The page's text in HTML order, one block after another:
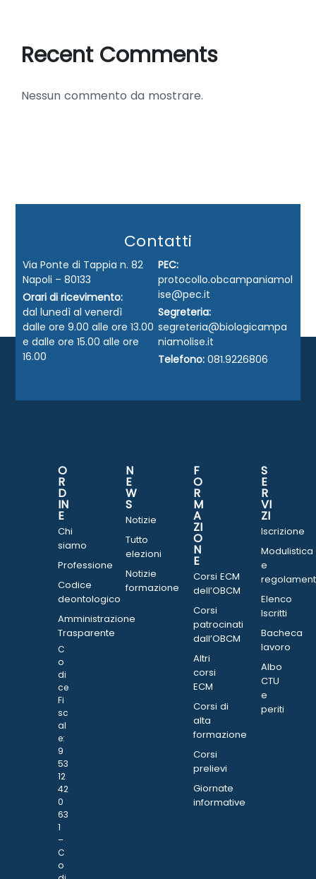
Recent Comments
Nessun commento da mostrare.
Contatti
Via Ponte di Tappia n. 82
Napoli – 80133
Orari di ricevimento:
dal lunedì al venerdì
dalle ore 9.00 alle ore 13.00
e dalle ore 15.00 alle ore
16.00
PEC:
protocollo.obcampaniamol
ise@pec.it
Segreteria:
segreteria@biologicampa
niamolise.it
Telefono: 081.9226806
O
R
D
IN
E
Chi
siamo
Professione
Codice
deontologico
Amministrazione
Trasparente
C
o
di
ce
Fi
sc
al
e:
9
53
12
42
0
63
1
–
C
o
N
E
W
S
Notizie
Tutto
elezioni
Notizie
formazione
F
O
R
M
A
ZI
O
N
E
Corsi ECM
dell’OBCM
Corsi
patrocinati
dall’OBCM
Altri
corsi
ECM
Corsi di
alta
formazione
Corsi
prelievi
Giornate
informative
S
E
R
VI
ZI
Iscrizione
Modulistica
e
Elenco
Iscritti
Bacheca
lavoro
Albo
CTU
e
periti